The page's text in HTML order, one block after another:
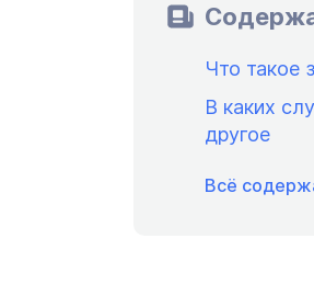
Что
В каких
другое
Всё